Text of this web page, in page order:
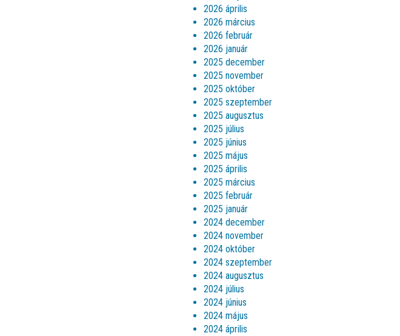
2026 április
2026 március
2026 február
2026 január
2025 december
2025 november
2025 október
2025 szeptember
2025 augusztus
2025 július
2025 június
2025 május
2025 április
2025 március
2025 február
2025 január
2024 december
2024 november
2024 október
2024 szeptember
2024 augusztus
2024 július
2024 június
2024 május
2024 április